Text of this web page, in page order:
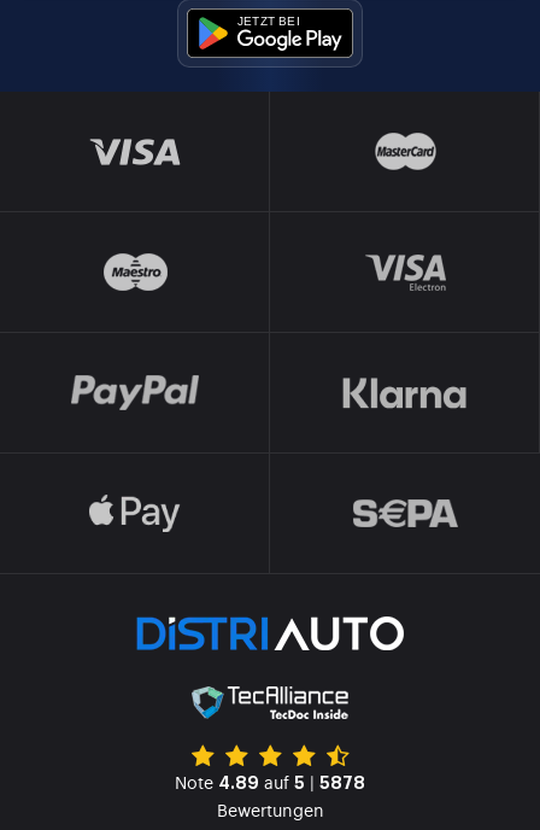
Note 4.89 auf 5 | 5878
Bewertungen